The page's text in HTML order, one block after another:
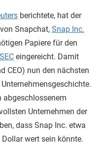
berichtete, hat der
Snapchat, Snap Inc.
Papiere für den
SEC eingereicht. Damit
CEO) nun den nächsten
abgeschlossenem
Unternehmen der
dass Snap Inc. etwa
wert sein könnte.